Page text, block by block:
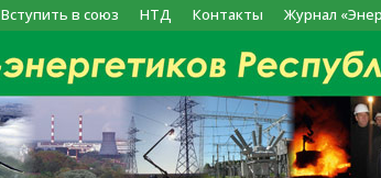
Вступить в союз НТД Контакты Журнал